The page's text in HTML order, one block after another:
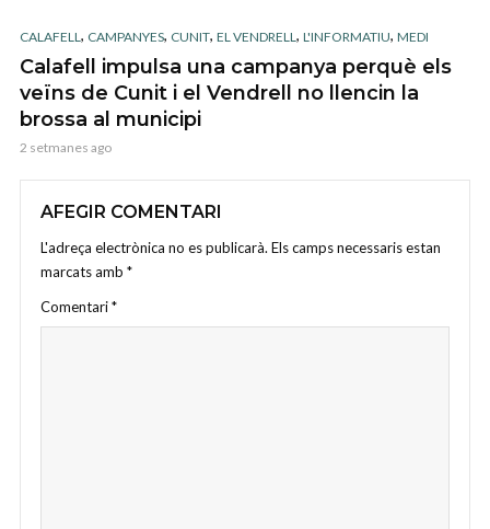
CALAFELL , CAMPANYES, CUNIT, EL VENDRELL , L'INFORMATIU, MEDI
Calafell impulsa una campanya perquè els
veïns de Cunit i el Vendrell no llencin la
brossa al municipi
2 setmanes ago
AFEGIR COMENTARI
L'adreça electrònica no es publicarà. Els camps necessaris estan
marcats amb *
Comentari*